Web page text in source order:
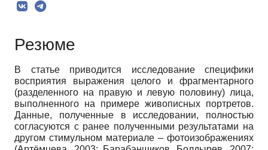
Резюме
В статье приводится исследование специфики
восприятия выражения целого и фрагментарного
(разделенного на правую и левую половину) лица,
выполненного на примере живописных портретов.
Данные, полученные в исследовании, полностью
согласуются с ранее полученными результатами на
другом стимульном материале – фотоизображениях